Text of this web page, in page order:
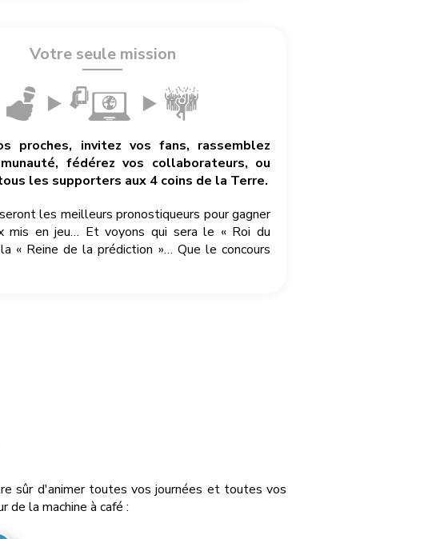
Votre seule mission
proches, invitez vos fans, rassemblez
fédérez vos collaborateurs, ou
les supporters aux 4 coins de la Terre.
les meilleurs pronostiqueurs pour gagner
mis en jeu… Et voyons qui sera le « Roi du
« Reine de la prédiction »… Que le concours
sûr d'animer toutes vos journées et toutes vos
de la machine à café :